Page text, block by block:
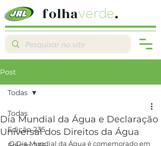
folhaverde.
Post
Todas
Edição 235
Todas
Dia Mundial da Água e Declaração
Universal dos Direitos da Água
O Dia Mundial da Água é comemorado em